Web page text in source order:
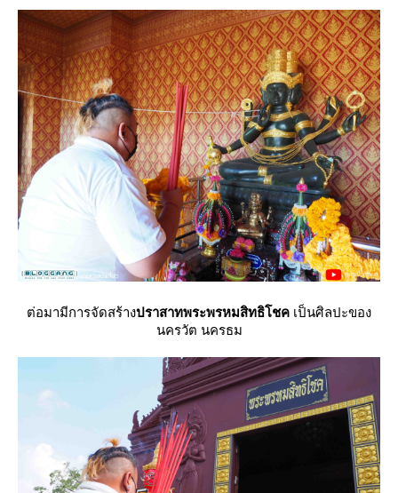
ต่อมามีการจัดสร้างปราสาทพระพรหมสิทธิโชค เป็นศิลปะของ
นครวัต นครธม